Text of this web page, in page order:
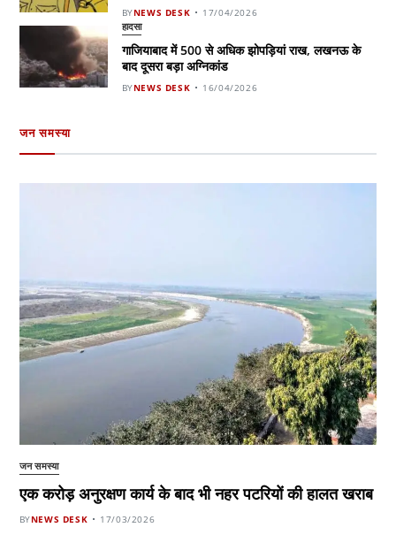
BYNEWS DESK 17/04/2026
हादसा
गाजियाबाद में 500 से अधिक झोपड़ियां राख, लखनऊ के
बाद दूसरा बड़ा अग्निकांड
BYNEWS DESK 16/04/2026
जन समस्या
जन समस्या
एक करोड़ अनुरक्षण कार्य के बाद भी नहर पटरियों की हालत खराब
BYNEWS DESK 17/03/2026